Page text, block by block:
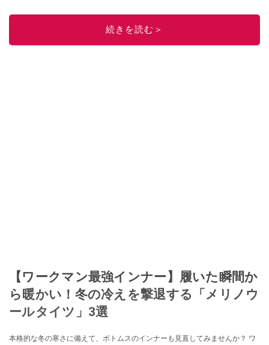
このイチオシストの他の記事を読む
続きを読む＞
【ワークマン最強インナー】履いた瞬間か
ら暖かい！冬の冷えを撃退する「メリノウ
ールタイツ」3選
本格的な冬の寒さに備えて、ボトムスのインナーも見直してみませんか？ ワ